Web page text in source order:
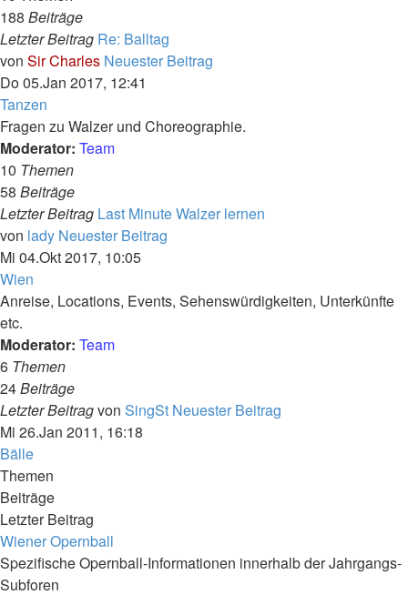
188 Beiträge
Letzter Beitrag Re: Balltag
von Sir Charles Neuester Beitrag
Do 05.Jan 2017, 12:41
Tanzen
Fragen zu Walzer und Choreographie.
Moderator: Team
10 Themen
58 Beiträge
Letzter Beitrag Last Minute Walzer lernen
von lady Neuester Beitrag
Mi 04.Okt 2017, 10:05
Wien
Anreise, Locations, Events, Sehenswürdigkeiten, Unterkünfte
etc.
Moderator: Team
6 Themen
24Beiträge
Letzter Beitragvon SingSt Neuester Beitrag
Mi 26.Jan 2011, 16:18
Bälle
Themen
Beiträge
Letzter Beitrag
Wiener Opernball
Spezifische Opernball-Informationen innerhalb der Jahrgangs-
Subforen